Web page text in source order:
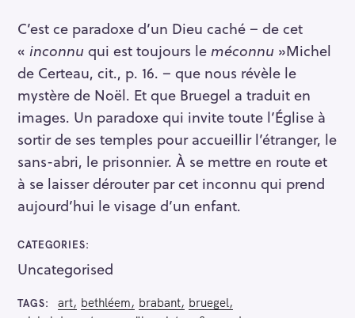
C’est ce paradoxe d’un Dieu caché – de cet
« inconnu qui est toujours leméconnu »Michel
de Certeau, cit., p. 16. – que nous révèle le
mystère de Noël. Et que Bruegel a traduit en
images. Un paradoxe qui invite toute l’Église à
sortir de ses temples pour accueillir l’étranger, le
sans-abri, le prisonnier. À se mettre en route et
à se laisser dérouter par cet inconnu qui prend
aujourd’hui le visage d’un enfant.
CATEGORIES
Uncategorised
TAGS art bethléem brabant
bruegel